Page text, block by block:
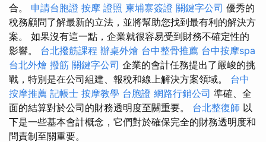
合。 申請台胞證 按摩 證照 柬埔寨簽證 關鍵字公司 優秀的
稅務顧問了解最新的立法，並將幫助您找到最有利的解決方
案。 如果沒有這一點，企業就很容易受到財務不確定性的
影響。 台北撥筋課程 辦桌外燴 台中整骨推薦 台中按摩spa
台北外燴 撥筋 關鍵字公司 企業的會計任務提出了嚴峻的挑
戰，特別是在公司組建、報稅和線上解決方案領域。 台中
按摩推薦 記帳士 按摩教學 台胞證 網路行銷公司 準確、全
面的結算對於公司的財務透明度至關重要。 台北整復師 以
下是一些基本會計概念，它們對於確保完全的財務透明度和
問責制至關重要。